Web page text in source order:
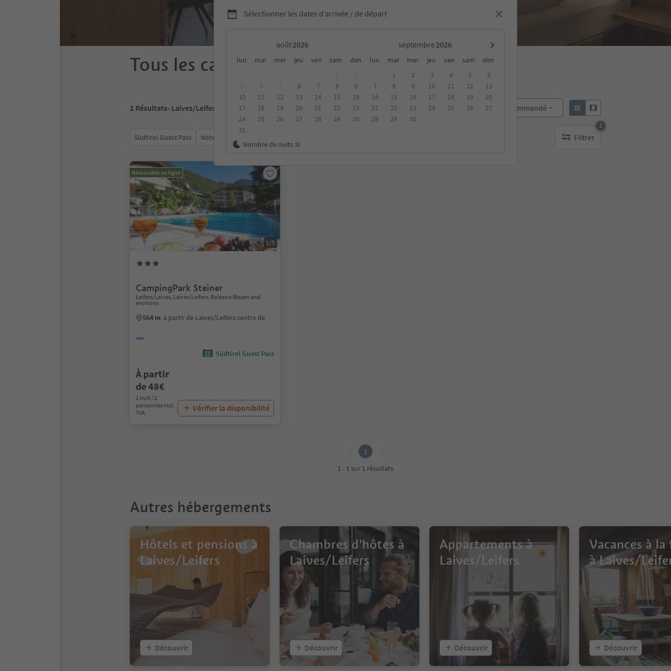
Sélectionner les dates d’arrivée / de départ
août septembre
lun mar mer jeu ven sam dim lun mar mer jeu ven sam
dim
6 7 8
9
10
11 12 13 14 15
16
17
18 19 20 21 22
23
24
25 26 27 28 29
30
31
1 2 3 4 5
6
7
8 9 10 11 12
13
14
15 16 17 18 19
20
21
22 23 24 25 26
27
28
29 30
Nombre de nuits :0
Tous les campings à Laives/Leifers
1 Résultats- Laives/Leifers Trier par : Recommandé
Südtirol Guest Pass Note moyenne Filtrer
1
1 filtre actif
Réservable en ligne
1/5
CampingPark Steiner
Leifers/Laives, Laives/Leifers, Bolzano/Bozen and
environs
564 m à partir de Laives/Leifers centre de
Südtirol Guest Pass
À partir
de 48€
1 nuit / 2
personnes incl.
TVA
Vérifier la disponibilité
1
1 - 1 sur 1 résultats
Autres hébergements
Hôtels et pensions à
Laives/Leifers
Découvrir
Chambres d'hôtes à
Laives/Leifers
Découvrir
Appartements à
Laives/Leifers
Découvrir
Vacances à
à Laives/
Découvrir